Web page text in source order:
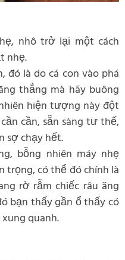
nhô trở lại một cách
nhẹ.
đó là do cá con vào phá
thẳng mà hãy buông
hiện tượng này đột
cần, sẵn sàng tư thế,
sợ chạy hết.
bỗng nhiên máy nhẹ
trọng, có thể đó chính là
rờ rẫm chiếc râu ăng
bạn thấy gần ổ thấy có
quanh.